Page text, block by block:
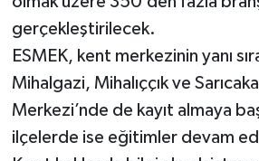
gerçekleştirilecek.
ESMEK, kent merkezinin yanı
Mihalgazi, Mihalıççık ve
Merkezi’nde de kayıt almaya
ilçelerde ise eğitimler devam